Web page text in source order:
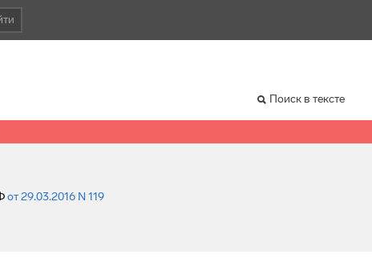
Поиск в тексте
от 29.03.2016 N 119